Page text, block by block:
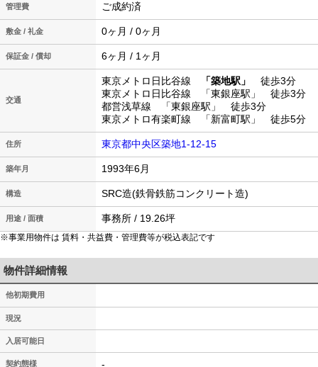
管理費 ご成約済
敷金 / 礼金 0ヶ月 / 0ヶ月
保証金 / 償却 6ヶ月 / 1ヶ月
交通
東京メトロ日比谷線 「築地駅」
徒歩3分
東京メトロ日比谷線 「東銀座駅」 徒歩3分
都営浅草線 「東銀座駅」 徒歩3分
東京メトロ有楽町線 「新富町駅」 徒歩5分
住所 東京都中央区築地1-12-15
築年月 1993年6月
構造 SRC造(鉄骨鉄筋コンクリート造)
用途 / 面積 事務所 / 19.26坪
※事業用物件は 賃料・共益費・管理費等が税込表記です
物件詳細情報
他初期費用
現況
入居可能日
契約態様 -